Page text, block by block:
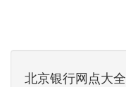
北京银行网点大全